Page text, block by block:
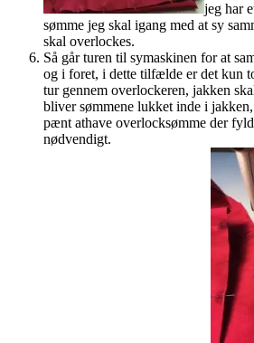
jeg har
sømme jeg skal igang med at sy
skal overlockes.
Så går turen til symaskinen for at
og i foret, i dette tilfælde er det kun
tur gennem overlockeren, jakken
bliver sømmene lukket inde i
pænt athave overlocksømme der
nødvendigt.